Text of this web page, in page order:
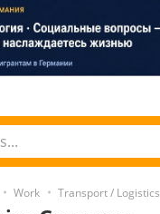
Work Transport / Logistics